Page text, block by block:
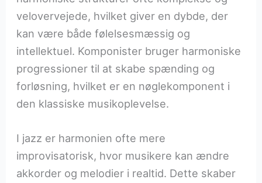
velovervejede, hvilket giver en dybde, der
kan være både følelsesmæssig og
intellektuel. Komponister bruger harmoniske
progressioner til at skabe spænding og
forløsning, hvilket er en nøglekomponent i
den klassiske musikoplevelse.
I jazz er harmonien ofte mere
improvisatorisk, hvor musikere kan ændre
akkorder og melodier i realtid. Dette skaber